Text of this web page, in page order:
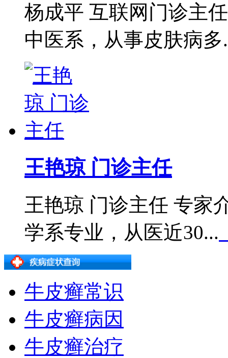
杨成平 互联网门诊主
中医系，从事皮肤病多
王艳琼 门诊主任
王艳琼 门诊主任 专家
学系专业，从医近30...
牛皮癣常识
牛皮癣病因
牛皮癣治疗